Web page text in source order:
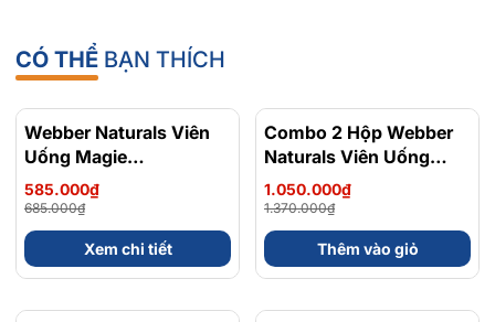
CÓ THỂ BẠN THÍCH
- 15%
Webber Naturals Viên
Uống Magie
Magnesium
Bisglycinate 200mg -
Chính Ngạch Canada,
Xuất VAT
585.000₫
685.000₫
Xem chi tiết
- 23%
Combo 2 Hộp Webber
Naturals Viên Uống
Magie Dễ Dàng Hấp
Làm Dịu Nhẹ Cho Hệ
Tiêu Hóa Magnesium
Bisglycinate 200mg -
Hộp 120 Viên
1.050.000₫
1.370.000₫
Thêm vào giỏ